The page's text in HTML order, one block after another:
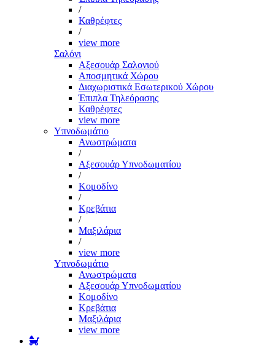
/
Καθρέφτες
/
view more
Σαλόνι
Αξεσουάρ Σαλονιού
Αποσμητικά Χώρου
Διαχωριστικά Εσωτερικού Χώρου
Έπιπλα Τηλεόρασης
Καθρέφτες
view more
Υπνοδωμάτιο
Ανωστρώματα
/
Αξεσουάρ Υπνοδωματίου
/
Κομοδίνο
/
Κρεβάτια
/
Μαξιλάρια
/
view more
Υπνοδωμάτιο
Ανωστρώματα
Αξεσουάρ Υπνοδωματίου
Κομοδίνο
Κρεβάτια
Μαξιλάρια
view more